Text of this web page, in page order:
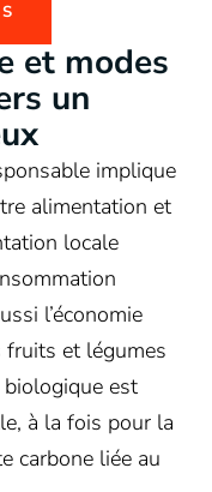
et modes
un
implique
alimentation et
locale
l’économie
fruits et légumes
biologique est
à la fois pour la
carbone liée au